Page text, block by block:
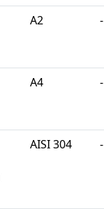
A2 -
A4 -
AISI 304 -